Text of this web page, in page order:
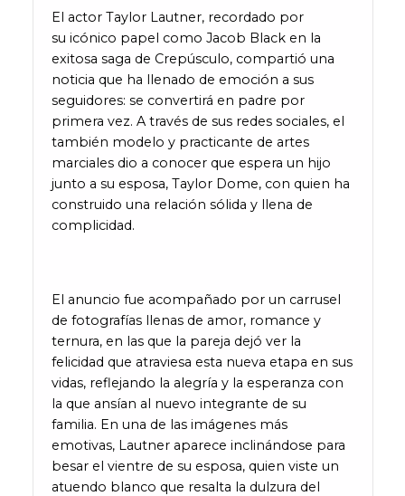
El actor Taylor Lautner, recordado por
su icónico papel como Jacob Black en la
exitosa saga de Crepúsculo, compartió una
noticia que ha llenado de emoción a sus
seguidores: se convertirá en padre por
primera vez. A través de sus redes sociales, el
también modelo y practicante de artes
marciales dio a conocer que espera un hijo
junto a su esposa, Taylor Dome, con quien ha
construido una relación sólida y llena de
complicidad.
El anuncio fue acompañado por un carrusel
de fotografías llenas de amor, romance y
ternura, en las que la pareja dejó ver la
felicidad que atraviesa esta nueva etapa en sus
vidas, reflejando la alegría y la esperanza con
la que ansían al nuevo integrante de su
familia. En una de las imágenes más
emotivas, Lautner aparece inclinándose para
besar el vientre de su esposa, quien viste un
atuendo blanco que resalta la dulzura del